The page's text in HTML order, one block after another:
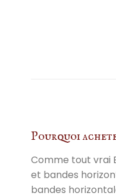
Pourquoi
Comme tout vrai
et bandes
bandes